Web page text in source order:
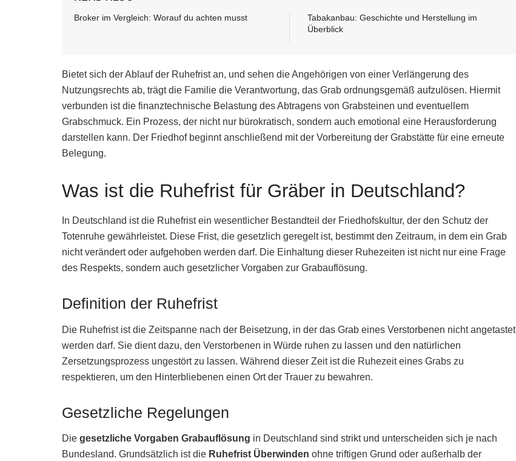
Broker im Vergleich: Worauf du achten musst
Tabakanbau: Geschichte und Herstellung im
Überblick
Bietet sich der Ablauf der Ruhefrist an, und sehen die Angehörigen von einer Verlängerung des
Nutzungsrechts ab, trägt die Familie die Verantwortung, das Grab ordnungsgemäß aufzulösen. Hiermit
verbunden ist die finanztechnische Belastung des Abtragens von Grabsteinen und eventuellem
Grabschmuck. Ein Prozess, der nicht nur bürokratisch, sondern auch emotional eine Herausforderung
darstellen kann. Der Friedhof beginnt anschließend mit der Vorbereitung der Grabstätte für eine erneute
Belegung.
Was ist die Ruhefrist für Gräber in Deutschland?
In Deutschland ist die Ruhefrist ein wesentlicher Bestandteil der Friedhofskultur, der den Schutz der
Totenruhe gewährleistet. Diese Frist, die gesetzlich geregelt ist, bestimmt den Zeitraum, in dem ein Grab
nicht verändert oder aufgehoben werden darf. Die Einhaltung dieser Ruhezeiten ist nicht nur eine Frage
des Respekts, sondern auch gesetzlicher Vorgaben zur Grabauflösung.
Definition der Ruhefrist
Die Ruhefrist ist die Zeitspanne nach der Beisetzung, in der das Grab eines Verstorbenen nicht angetastet
werden darf. Sie dient dazu, den Verstorbenen in Würde ruhen zu lassen und den natürlichen
Zersetzungsprozess ungestört zu lassen. Während dieser Zeit ist die Ruhezeit eines Grabs zu
respektieren, um den Hinterbliebenen einen Ort der Trauer zu bewahren.
Gesetzliche Regelungen
Die gesetzliche Vorgaben Grabauflösung in Deutschland sind strikt und unterscheiden sich je nach
Bundesland. Grundsätzlich ist die Ruhefrist Überwinden ohne triftigen Grund oder außerhalb der